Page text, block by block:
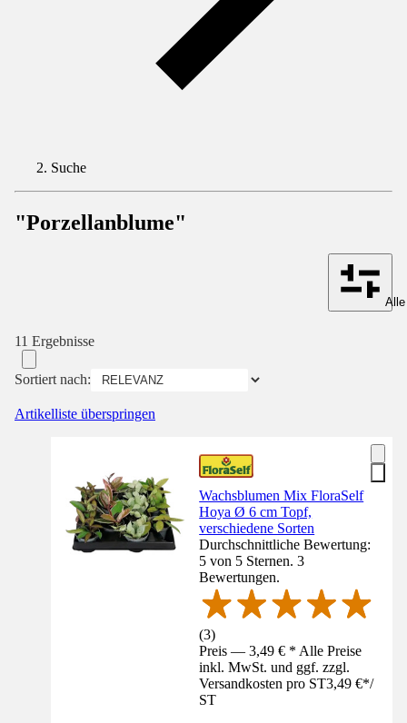
Suche
"Porzellanblume"
11 Ergebnisse
Sortiert nach:
Artikelliste überspringen
Wachsblumen Mix FloraSelf
Hoya Ø 6 cm Topf,
verschiedene Sorten
Durchschnittliche Bewertung:
5 von 5 Sternen. 3
Bewertungen.
(3)
Preis — 3,49 € * Alle Preise
inkl. MwSt. und ggf. zzgl.
Versandkosten pro ST3,49 €*/
ST